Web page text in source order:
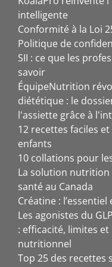
intelligente
Conformité à la Loi
Politique de
SII : ce que les
savoir
ÉquipeNutrition
diététique : le
l'assiette grâce à
12 recettes faciles
enfants
10 collations pour
La solution nutrition
santé au Canada
Créatine :
Les agonistes du
: efficacité, limites
nutritionnel
Top 25 des recettes